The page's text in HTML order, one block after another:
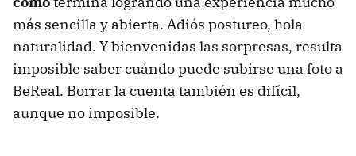
más sencilla y abierta. Adiós postureo, hola
naturalidad. Y bienvenidas las sorpresas, resulta
imposible saber cuándo puede subirse una foto a
BeReal. Borrar la cuenta también es difícil,
aunque no imposible.